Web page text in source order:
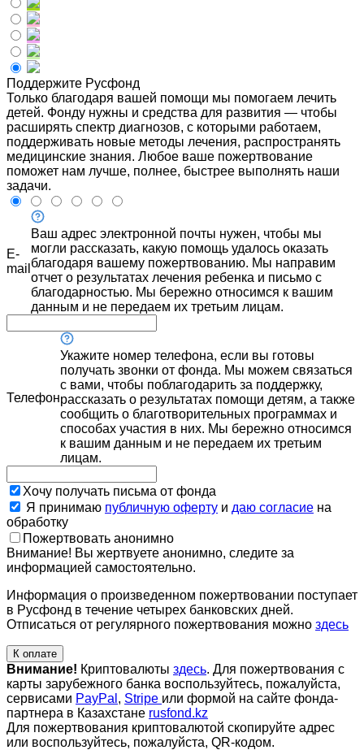
Поддержите Русфонд
Только благодаря вашей помощи мы помогаем лечить
детей. Фонду нужны и средства для развития — чтобы
расширять спектр диагнозов, с которыми работаем,
поддерживать новые методы лечения, распространять
медицинские знания. Любое ваше пожертвование
поможет нам лучше, полнее, быстрее выполнять наши
задачи.
E-
mail
Ваш адрес электронной почты нужен, чтобы мы
могли рассказать, какую помощь удалось оказать
благодаря вашему пожертвованию. Мы направим
отчет о результатах лечения ребенка и письмо с
благодарностью. Мы бережно относимся к вашим
данным и не передаем их третьим лицам.
Телефон
Укажите номер телефона, если вы готовы
получать звонки от фонда. Мы можем связаться
с вами, чтобы поблагодарить за поддержку,
рассказать о результатах помощи детям, а также
сообщить о благотворительных программах и
способах участия в них. Мы бережно относимся
к вашим данным и не передаем их третьим
лицам.
Хочу получать письма от фонда
Я принимаю публичную оферту и даю согласие на
обработку
Пожертвовать анонимно
Внимание! Вы жертвуете анонимно, следите за
информацией самостоятельно.
Информация о произведенном пожертвовании поступает
в Русфонд в течение четырех банковских дней.
Отписаться от регулярного пожертвования можно здесь
К оплате
Внимание! Криптовалюты здесь. Для пожертвования с
карты зарубежного банка воспользуйтесь, пожалуйста,
сервисами PayPal , Stripe или формой на сайте фонда-
партнера в Казахстане rusfond.kz
Для пожертвования криптовалютой скопируйте адрес
или воспользуйтесь, пожалуйста, QR-кодом.